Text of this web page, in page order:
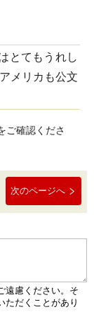
とてもうれし
メリカも公文
ご確認くださ
次のページへ